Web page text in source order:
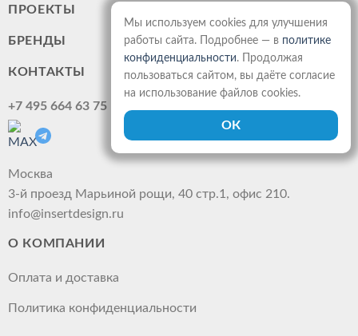
ПРОЕКТЫ
БРЕНДЫ
КОНТАКТЫ
+7 495 664 63 75
Москва
3-й проезд Марьиной рощи, 40 стр.1, офис 210.
info@insertdesign.ru
О КОМПАНИИ
Оплата и доставка
Политика конфиденциальности
Мы используем cookies для улучшения
работы сайта. Подробнее — в политике
конфиденциальности. Продолжая
пользоваться сайтом, вы даёте согласие
на использование файлов cookies.